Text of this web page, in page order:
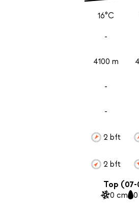
16°C
-
4100 m
-
-
2 bft
2 bft
Top
0 cm